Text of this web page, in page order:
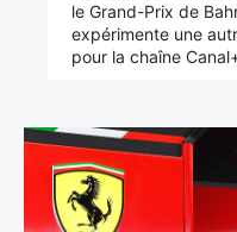
le Grand-Prix de
expérimente une
pour la chaîne